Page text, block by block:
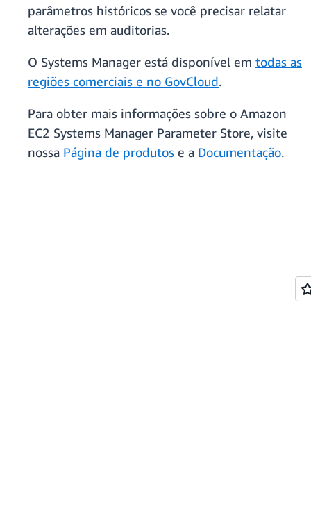
parâmetros históricos se você precisar relatar
alterações em auditorias.
O Systems Manager está disponível em todas as
regiões comerciais e no GovCloud.
Para obter mais informações sobre o Amazon
EC2 Systems Manager Parameter Store, visite
nossa Página de produtos e a Documentação.